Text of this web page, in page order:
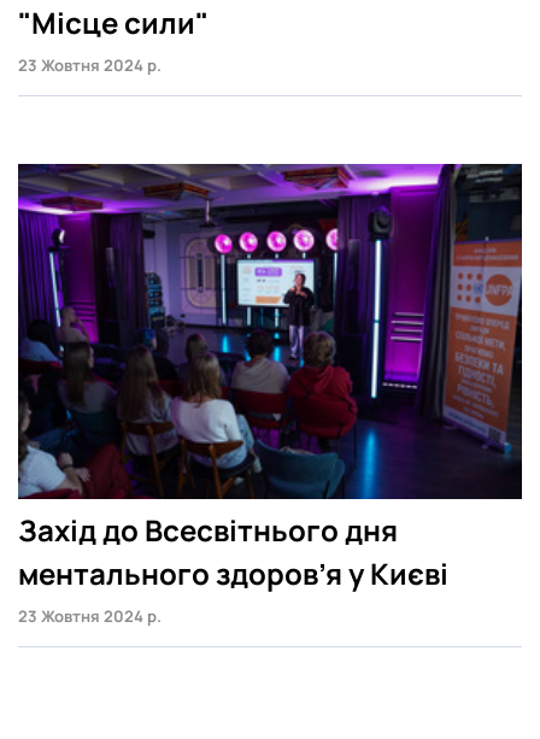
"Місце сили"
23 Жовтня 2024 р.
Захід до Всесвітнього дня
ментального здоров’я у Києві
23 Жовтня 2024 р.